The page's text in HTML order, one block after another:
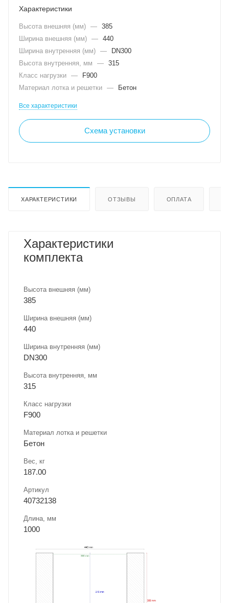
Характеристики
Высота внешняя (мм) — 385
Ширина внешняя (мм) — 440
Ширина внутренняя (мм) —
DN300
Высота внутренняя, мм
— 315
Класс нагрузки —
F900
Материал лотка и решетки — Бетон
Все характеристики
Схема установки
ХАРАКТЕРИСТИКИ ОТЗЫВЫ ОПЛАТА
Характеристики
комплекта
Высота внешняя (мм)
385
Ширина внешняя (мм)
440
Ширина внутренняя (мм)
DN300
Высота внутренняя, мм
315
Класс нагрузки
F900
Материал лотка и решетки
Бетон
Вес, кг
187.00
Артикул
40732138
Длина, мм
1000